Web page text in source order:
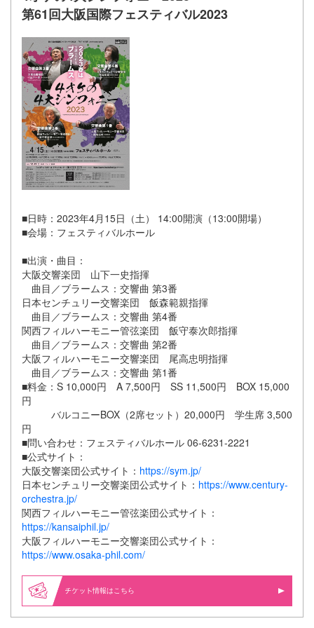
第61回大阪国際フェスティバル2023
■日時：2023年4月15日（土） 14:00開演（13:00開場）
■会場：フェスティバルホール
■出演・曲目：
大阪交響楽団 山下一史指揮
曲目／ブラームス：交響曲 第3番
日本センチュリー交響楽団 飯森範親指揮
曲目／ブラームス：交響曲 第4番
関西フィルハーモニー管弦楽団 飯守泰次郎指揮
曲目／ブラームス：交響曲 第2番
大阪フィルハーモニー交響楽団 尾高忠明指揮
曲目／ブラームス：交響曲 第1番
■料金：S 10,000円 A 7,500円 SS 11,500円 BOX 15,000
円
バルコニーBOX（2席セット）20,000円 学生席 3,500
円
■問い合わせ：フェスティバルホール 06-6231-2221
■公式サイト：
大阪交響楽団公式サイト： https://sym.jp/
日本センチュリー交響楽団公式サイト： https://www.century-
orchestra.jp/
関西フィルハーモニー管弦楽団公式サイト：
https://kansaiphil.jp/
大阪フィルハーモニー交響楽団公式サイト：
https://www.osaka-phil.com/
情報はこちら